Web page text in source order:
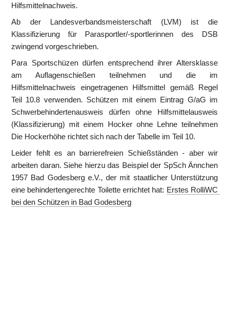
Hilfsmittelnachweis.
Ab der Landesverbandsmeisterschaft (LVM) ist die
Klassifizierung für Parasportler/-sportlerinnen des DSB
zwingend vorgeschrieben.
Para Sportschüzen dürfen entsprechend ihrer Altersklasse
am Auflagenschießen teilnehmen und die im
Hilfsmittelnachweis eingetragenen Hilfsmittel gemäß Regel
Teil 10.8 verwenden. Schützen mit einem Eintrag G/aG im
Schwerbehindertenausweis dürfen ohne Hilfsmittelausweis
(Klassifizierung) mit einem Hocker ohne Lehne teilnehmen
Die Hockerhöhe richtet sich nach der Tabelle im Teil 10.
Leider fehlt es an barrierefreien Schießständen - aber wir
arbeiten daran. Siehe hierzu das Beispiel der SpSch Ännchen
1957 Bad Godesberg e.V., der mit staatlicher Unterstützung
eine behindertengerechte Toilette errichtet hat: Erstes RolliWC
bei den Schützen in Bad Godesberg